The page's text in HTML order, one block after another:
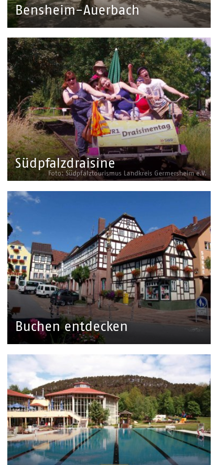
Bensheim-Auerbach
Südpfalzdraisine
Foto: Südpfalztourismus Landkreis Germersheim e.V.
Buchen entdecken